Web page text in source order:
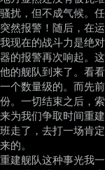
骚扰，但不成气候。
突然报警！随后，在
我现在的战斗力是绝
器的报警再次响起。
他的舰队到来了。看
一个数量级的。而先
份。一切结束之后，
来为我们争取时间重
班走了，去打一场肯
来的。
重建舰队这种事光我